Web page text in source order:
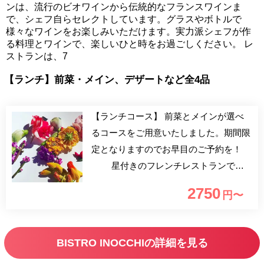
ンは、流行のビオワインから伝統的なフランスワインま
で、シェフ自らセレクトしています。グラスやボトルで
様々なワインをお楽しみいただけます。実力派シェフが作
る料理とワインで、楽しいひと時をお過ごしください。 レ
ストランは、7
【ランチ】前菜・メイン、デザートなど全4品
【ランチコース】 前菜とメインが選べ
るコースをご用意いたしました。期間限
定となりますのでお早目のご予約を！
星付きのフレンチレストランで修
レンチ“BISTRO INOCCHI”。シェフの地
り豊かな野菜・魚介をふんだんに使い、
目にも楽しい一皿に仕上げます。ワイン
2750 円〜
BISTRO INOCCHIの詳細を見る